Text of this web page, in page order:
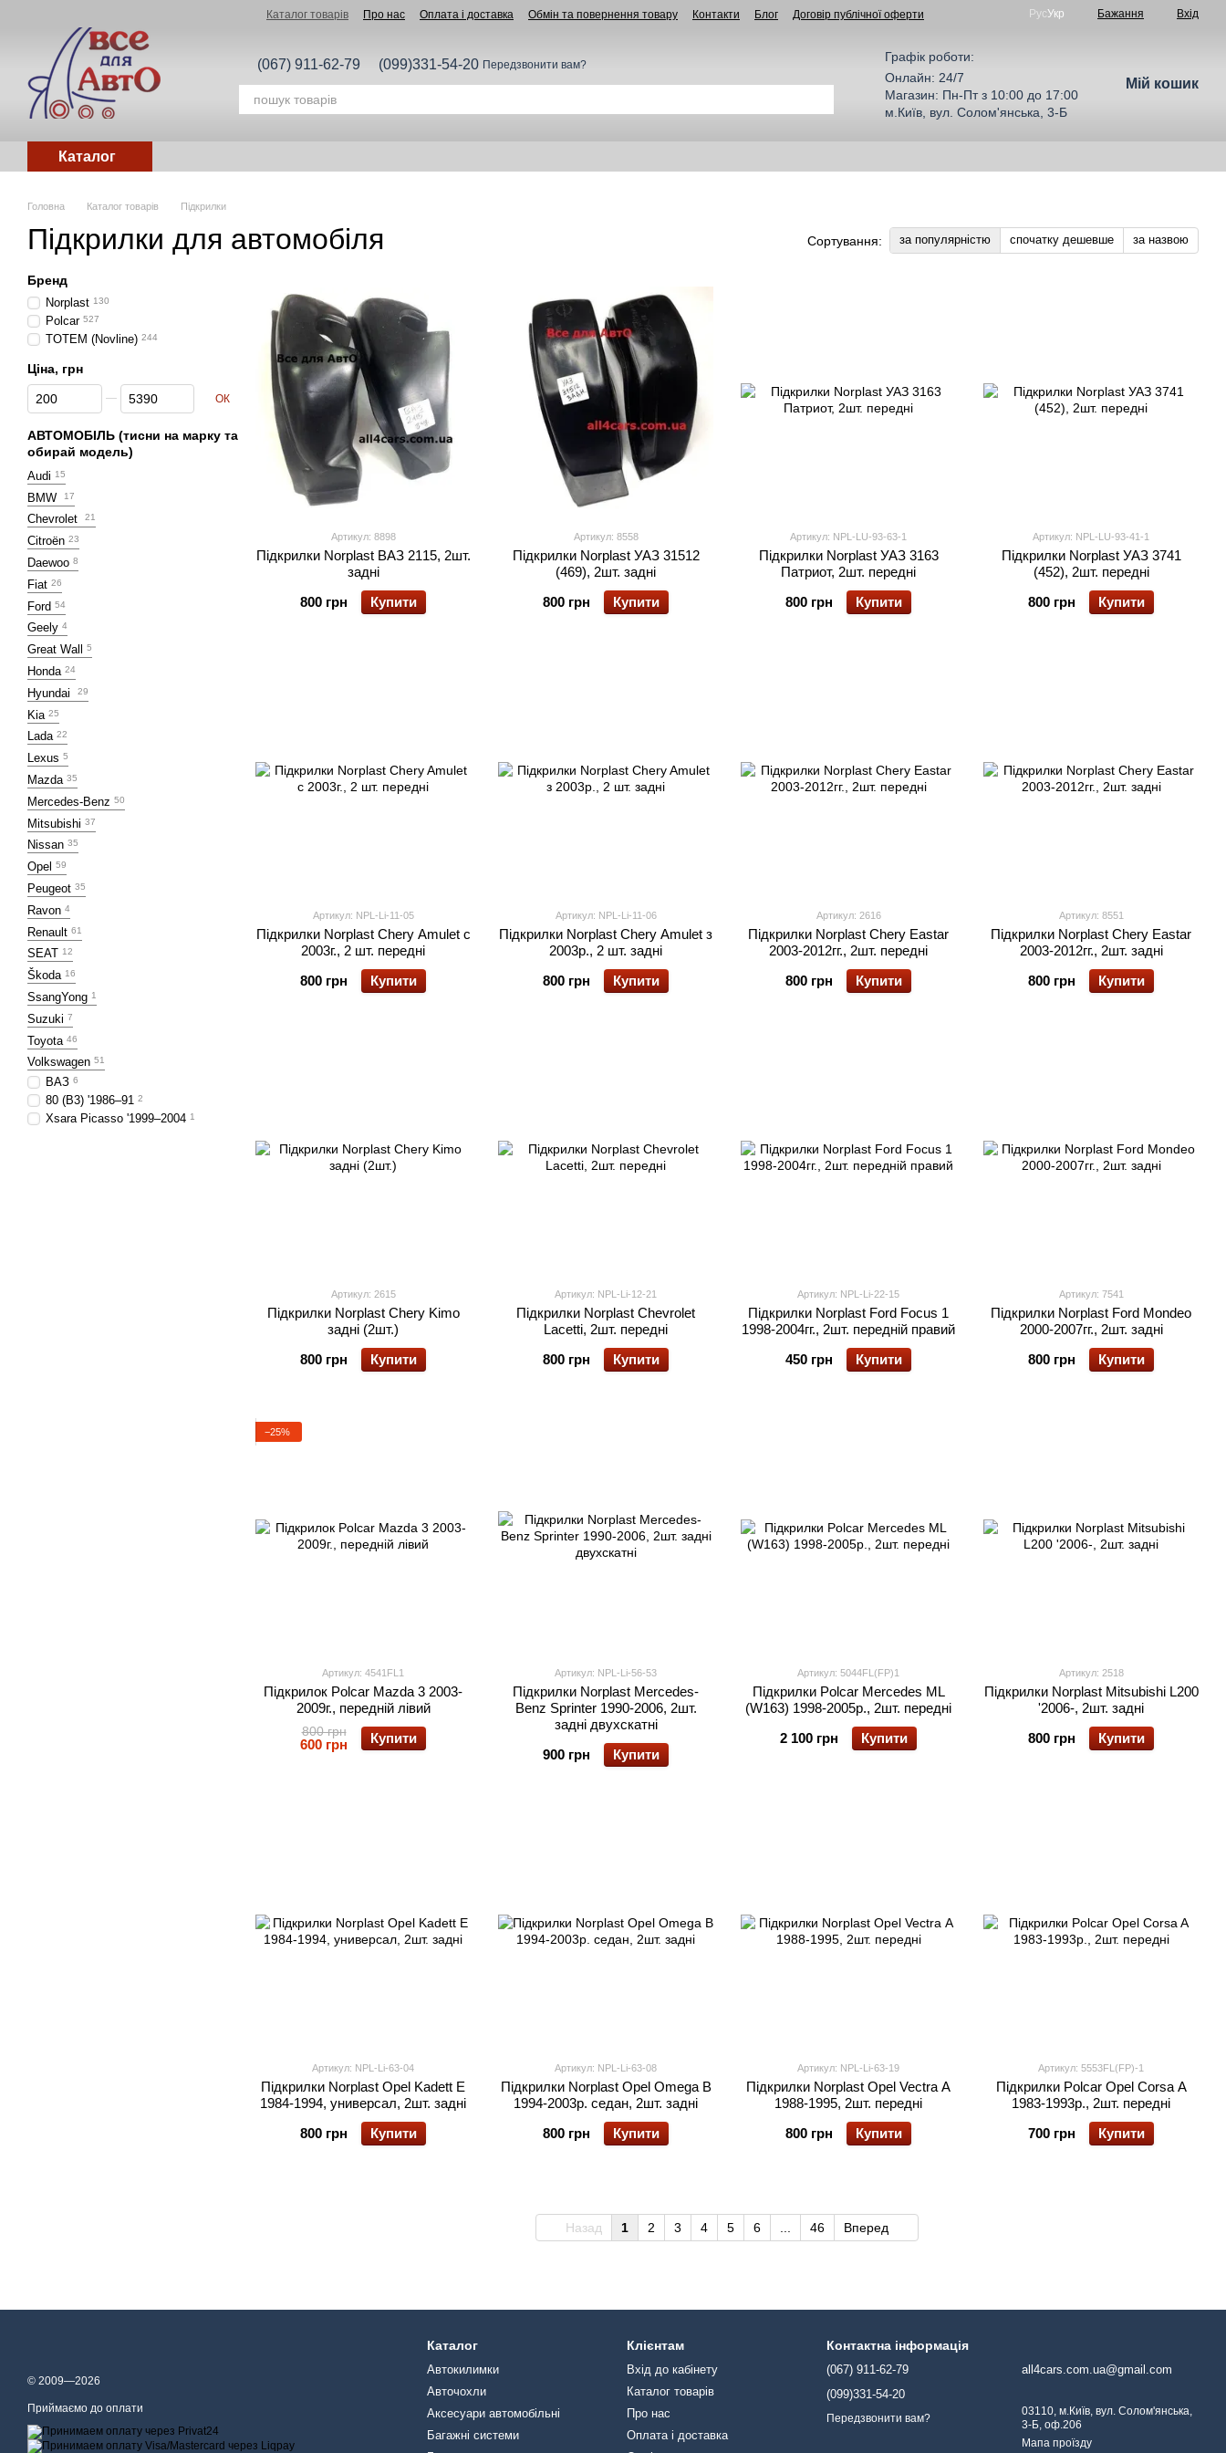
Каталог товарів Про нас Оплата і доставка Обмін та повернення товару Контакти Блог Договір публічної оферти РусУкр Бажання Вхід
(067) 911-62-79 (099)331-54-20 Передзвонити вам?
Графік роботи:
Онлайн: 24/7
Магазин: Пн-Пт з 10:00 до 17:00
м.Київ, вул. Солом'янська, 3-Б
Мій кошик
Каталог
Головна Каталог товарів Підкрилки
Підкрилки для автомобіля Сортування: за популярністю спочатку дешевше за назвою
Артикул: 8898
Підкрилки Norplast ВАЗ 2115, 2шт.
задні
800 грн
Купити
Артикул: 8558
Підкрилки Norplast УАЗ 31512
(469), 2шт. задні
800 грн
Купити
Артикул: NPL-LU-93-63-1
Підкрилки Norplast УАЗ 3163
Патриот, 2шт. передні
800 грн
Купити
Артикул: NPL-LU-93-41-1
Підкрилки Norplast УАЗ 3741
(452), 2шт. передні
800 грн
Купити
Артикул: NPL-Li-11-05
Підкрилки Norplast Chery Amulet с
2003г., 2 шт. передні
800 грн
Купити
Артикул: NPL-Li-11-06
Підкрилки Norplast Chery Amulet з
2003р., 2 шт. задні
800 грн
Купити
Артикул: 2616
Підкрилки Norplast Chery Eastar
2003-2012гг., 2шт. передні
800 грн
Купити
Артикул: 8551
Підкрилки Norplast Chery Eastar
2003-2012гг., 2шт. задні
800 грн
Купити
Артикул: 2615
Підкрилки Norplast Chery Kimo
задні (2шт.)
800 грн
Купити
Артикул: NPL-Li-12-21
Підкрилки Norplast Chevrolet
Lacetti, 2шт. передні
800 грн
Купити
Артикул: NPL-Li-22-15
Підкрилки Norplast Ford Focus 1
1998-2004гг., 2шт. передній правий
450 грн
Купити
Артикул: 7541
Підкрилки Norplast Ford Mondeo
2000-2007гг., 2шт. задні
800 грн
Купити
−25%
Артикул: 4541FL1
Підкрилок Polcar Mazda 3 2003-
2009г., передній лівий
800 грн
600 грн Купити
Артикул: NPL-Li-56-53
Підкрилки Norplast Mercedes-
Benz Sprinter 1990-2006, 2шт.
задні двухскатні
900 грн
Купити
Артикул: 5044FL(FP)1
Підкрилки Polcar Mercedes ML
(W163) 1998-2005р., 2шт. передні
2 100 грн
Купити
Артикул: 2518
Підкрилки Norplast Mitsubishi L200
'2006-, 2шт. задні
800 грн
Купити
Артикул: NPL-Li-63-04
Підкрилки Norplast Opel Kadett E
1984-1994, универсал, 2шт. задні
800 грн
Купити
Артикул: NPL-Li-63-08
Підкрилки Norplast Opel Omega B
1994-2003р. седан, 2шт. задні
800 грн
Купити
Артикул: NPL-Li-63-19
Підкрилки Norplast Opel Vectra А
1988-1995, 2шт. передні
800 грн
Купити
Артикул: 5553FL(FP)-1
Підкрилки Polcar Opel Corsa A
1983-1993р., 2шт. передні
700 грн
Купити
Назад 1 2 3 4 5 6 46 Вперед
Бренд
Norplast 130
Polcar 527
TOTEM (Novline) 244
Ціна, грн
Від Ціна, грн
До Ціна, грн ОК
АВТОМОБІЛЬ (тисни на марку та
обирай модель)
Audi 15
BMW 17
Chevrolet 21
Citroën 23
Daewoo 8
Fiat 26
Ford 54
Geely 4
Great Wall 5
Honda 24
Hyundai 29
Kia 25
Lada 22
Lexus 5
Mazda 35
Mercedes-Benz 50
Mitsubishi 37
Nissan 35
Opel 59
Peugeot 35
Ravon 4
Renault 61
SEAT 12
Škoda 16
SsangYong 1
Suzuki 7
Toyota 46
Volkswagen 51
ВАЗ 6
80 (B3) '1986–91 2
Xsara Picasso '1999–2004 1
© 2009—2026
Приймаємо до оплати
Каталог
Автокилимки
Авточохли
Аксесуари автомобільні
Багажні системи
Клієнтам
Вхід до кабінету
Каталог товарів
Про нас
Оплата і доставка
Контактна інформація
(067) 911-62-79
(099)331-54-20
Передзвонити вам?
all4cars.com.ua@gmail.com
03110, м.Київ, вул. Солом'янська,
3-Б, оф.206
Мапа проїзду